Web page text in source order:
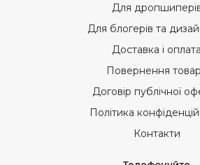
Для
Для блогерів та
Доставка і оплата
Повернення
Договір публічної
Політика
Контакти